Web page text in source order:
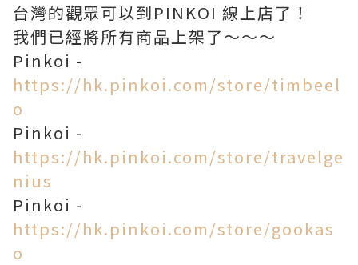
台灣的觀眾可以到PINKOI 線上店了！
我們已經將所有商品上架了～～～
Pinkoi -
https://hk.pinkoi.com/store/timbeel
o
Pinkoi -
https://hk.pinkoi.com/store/travelge
nius
Pinkoi -
https://hk.pinkoi.com/store/gookas
o